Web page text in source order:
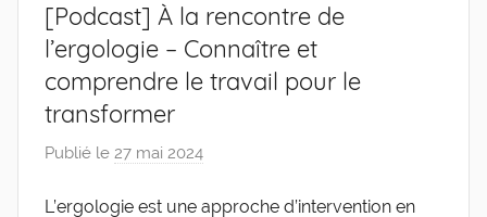
[Podcast] À la rencontre de
l’ergologie – Connaître et
comprendre le travail pour le
transformer
Publié le 27 mai 2024
r
L’ergologie est une approche d’intervention en